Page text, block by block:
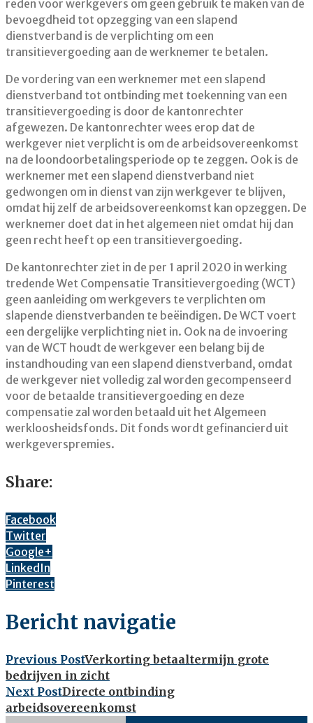
reden voor werkgevers om geen gebruik te maken van de
bevoegdheid tot opzegging van een slapend
dienstverband is de verplichting om een
transitievergoeding aan de werknemer te betalen.
De vordering van een werknemer met een slapend
dienstverband tot ontbinding met toekenning van een
transitievergoeding is door de kantonrechter
afgewezen. De kantonrechter wees erop dat de
werkgever niet verplicht is om de arbeidsovereenkomst
na de loondoorbetalingsperiode op te zeggen. Ook is de
werknemer met een slapend dienstverband niet
gedwongen om in dienst van zijn werkgever te blijven,
omdat hij zelf de arbeidsovereenkomst kan opzeggen. De
werknemer doet dat in het algemeen niet omdat hij dan
geen recht heeft op een transitievergoeding.
De kantonrechter ziet in de per 1 april 2020 in werking
tredende Wet Compensatie Transitievergoeding (WCT)
geen aanleiding om werkgevers te verplichten om
slapende dienstverbanden te beëindigen. De WCT voert
een dergelijke verplichting niet in. Ook na de invoering
van de WCT houdt de werkgever een belang bij de
instandhouding van een slapend dienstverband, omdat
de werkgever niet volledig zal worden gecompenseerd
voor de betaalde transitievergoeding en deze
compensatie zal worden betaald uit het Algemeen
werkloosheidsfonds. Dit fonds wordt gefinancierd uit
werkgeverspremies.
Share:
Facebook
Twitter
Google+
LinkedIn
Pinterest
Bericht navigatie
Previous PostVerkorting betaaltermijn grote
bedrijven in zicht
Next PostDirecte ontbinding
arbeidsovereenkomst